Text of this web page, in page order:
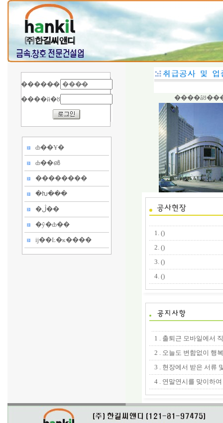
�����̵�
����й�ȣ
ȸ��Ұ�
ȸ��൵
��������
�Խ���
�ڷ��
�ŷ�ȸ��
ĳ��Ŀ�ĸ����
1. ()
2. ()
3. ()
4. ()
1 . 출퇴근 모바일에서
2 . 오늘도 변함없이 행
3 . 현장에서 받은 서류
4 . 연말연시를 맞이하여